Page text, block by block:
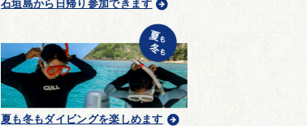
石垣島から日帰り参加できます
夏も冬もダイビングを楽しめます